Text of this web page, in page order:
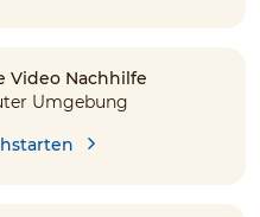
Video Nachhilfe
Umgebung